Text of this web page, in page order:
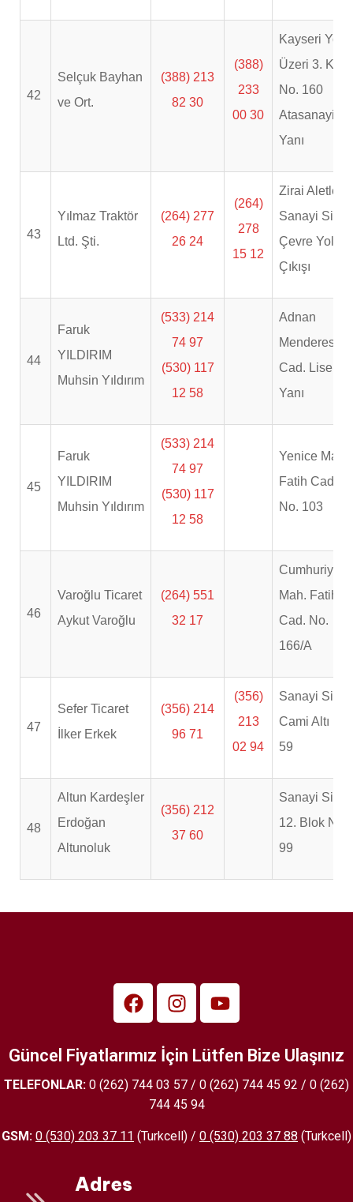
42
Selçuk Bayhan
ve Ort.
(388) 213
82 30
(388)
233
00 30
Kayseri Yolu
Üzeri 3. Km
No. 160
Atasanayi
Yanı
43
Yılmaz Traktör
Ltd. Şti.
(264) 277
26 24
(264)
278
15 12
Zirai Aletler
Sanayi Sitesi
Çevre Yolu
Çıkışı
44
Faruk
YILDIRIM
Muhsin Yıldırım
(533) 214
74 97
(530) 117
12 58
Adnan
Menderes
Cad. Lise
Yanı
45
Faruk
YILDIRIM
Muhsin Yıldırım
(533) 214
74 97
(530) 117
12 58
Yenice Mah.
Fatih Cad.
No. 103
46
Varoğlu Ticaret
Aykut Varoğlu
(264) 551
32 17
Cumhuriyet
Mah. Fatih
Cad. No.
166/A
47
Sefer Ticaret
İlker Erkek
(356) 214
96 71
(356)
213
02 94
Sanayi Sitesi
Cami Altı No:
59
48
Altun Kardeşler
Erdoğan
Altunoluk
(356) 212
37 60
Sanayi Sitesi
12. Blok No.
99
Güncel Fiyatlarımız İçin Lütfen Bize Ulaşınız
TELEFONLAR: 0 (262) 744 03 57 / 0 (262) 744 45 92 / 0 (262)
744 45 94
GSM: 0 (530) 203 37 11 (Turkcell) / 0 (530) 203 37 88 (Turkcell)
Adres